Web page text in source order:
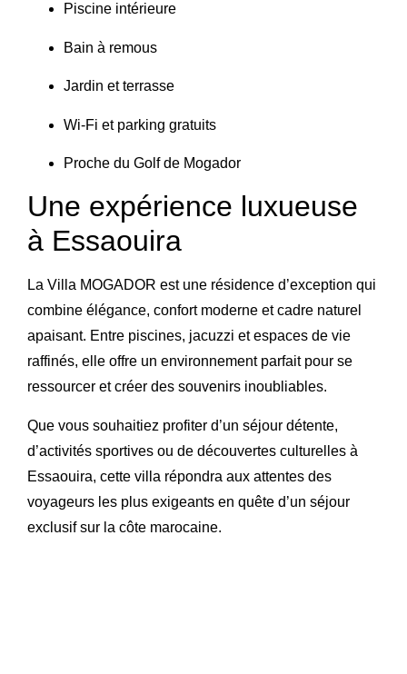
Piscine intérieure
Bain à remous
Jardin et terrasse
Wi-Fi et parking gratuits
Proche du Golf de Mogador
Une expérience luxueuse
à Essaouira
La Villa MOGADOR est une résidence d’exception qui
combine élégance, confort moderne et cadre naturel
apaisant. Entre piscines, jacuzzi et espaces de vie
raffinés, elle offre un environnement parfait pour se
ressourcer et créer des souvenirs inoubliables.
Que vous souhaitiez profiter d’un séjour détente,
d’activités sportives ou de découvertes culturelles à
Essaouira, cette villa répondra aux attentes des
voyageurs les plus exigeants en quête d’un séjour
exclusif sur la côte marocaine.